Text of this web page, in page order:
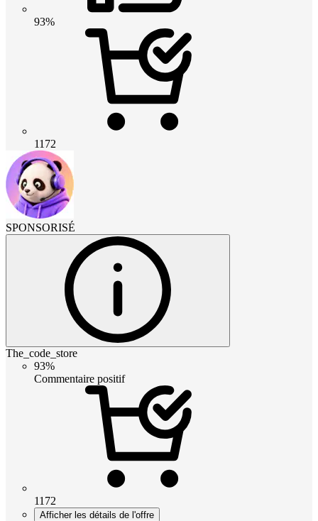
93%
1172
SPONSORISÉ
The_code_store
93%
Commentaire positif
1172
Afficher les détails de l'offre